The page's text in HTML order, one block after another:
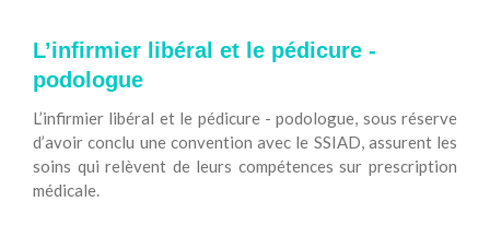
L’infirmier libéral et le pédicure -
podologue
L’infirmier libéral et le pédicure - podologue, sous réserve
d’avoir conclu une convention avec le SSIAD, assurent les
soins qui relèvent de leurs compétences sur prescription
médicale.